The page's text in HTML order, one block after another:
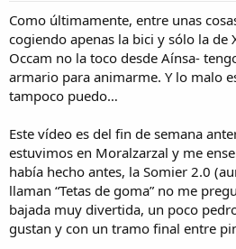
i
o
Como últimamente, entre unas
cogiendo apenas la bici y sólo la de
Occam no la toco desde Aínsa-
armario para animarme. Y lo malo
tampoco puedo…
Este vídeo es del fin de semana
estuvimos en Moralzarzal y me
había hecho antes, la Somier 2.0
llaman “Tetas de goma” no me
bajada muy divertida, un poco
gustan y con un tramo final entre